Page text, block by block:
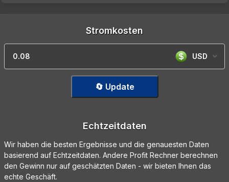
Stromkosten
USD
🔄 Update
Echtzeitdaten
Wir haben die besten Ergebnisse und die genauesten Daten
basierend auf Echtzeitdaten. Andere Profit Rechner berechnen
den Gewinn nur auf geschätzten Daten - wir bieten Ihnen das
echte Geschäft.